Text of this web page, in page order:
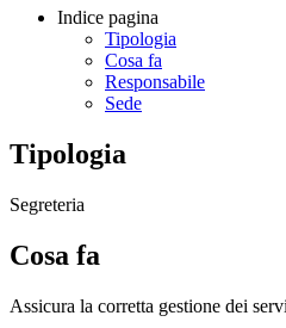
Indice pagina
Tipologia
Cosa fa
Responsabile
Sede
Tipologia
Segreteria
Cosa fa
Assicura la corretta gestione dei